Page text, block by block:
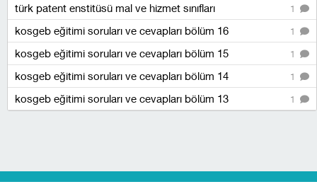
1
türk patent enstitüsü mal ve hizmet sınıfları
1
kosgeb eğitimi soruları ve cevapları bölüm 16
1
kosgeb eğitimi soruları ve cevapları bölüm 15
1
kosgeb eğitimi soruları ve cevapları bölüm 14
1
kosgeb eğitimi soruları ve cevapları bölüm 13